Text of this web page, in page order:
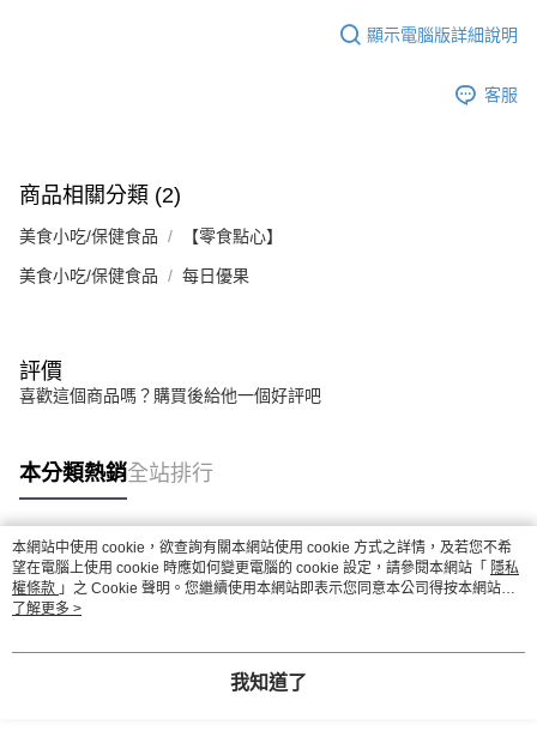
顯示電腦版詳細說明
客服
商品相關分類 (2)
美食小吃/保健食品 【零食點心】
美食小吃/保健食品 每日優果
評價
喜歡這個商品嗎？購買後給他一個好評吧
本分類熱銷全站排行
熱門標籤
本網站中使用 cookie，欲查詢有關本網站使用 cookie 方式之詳情，及若您不希
望在電腦上使用 cookie 時應如何變更電腦的 cookie 設定，請參閱本網站「 隱私
權條款 」之 Cookie 聲明。您繼續使用本網站即表示您同意本公司得按本網站使
用條款之 Cookie 聲明使用 cookie。
了解更多 >
我知道了